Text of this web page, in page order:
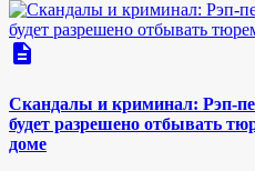
description
Скандалы и криминал: Рэп-
будет разрешено отбывать
доме